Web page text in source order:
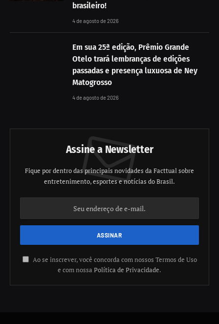
brasileiro!
4 de agosto de 2026
Em sua 25ª edição, Prêmio Grande
Otelo trará lembranças de edições
passadas e presença luxuosa de Ney
Matogrosso
4 de agosto de 2026
Assine a Newsletter
Fique por dentro das principais novidades da Facttual sobre
entretenimento, esportes e notícias do Brasil.
Ao se inscrever, você concorda com nossos Termos de Uso
e com nossa Política de Privacidade.